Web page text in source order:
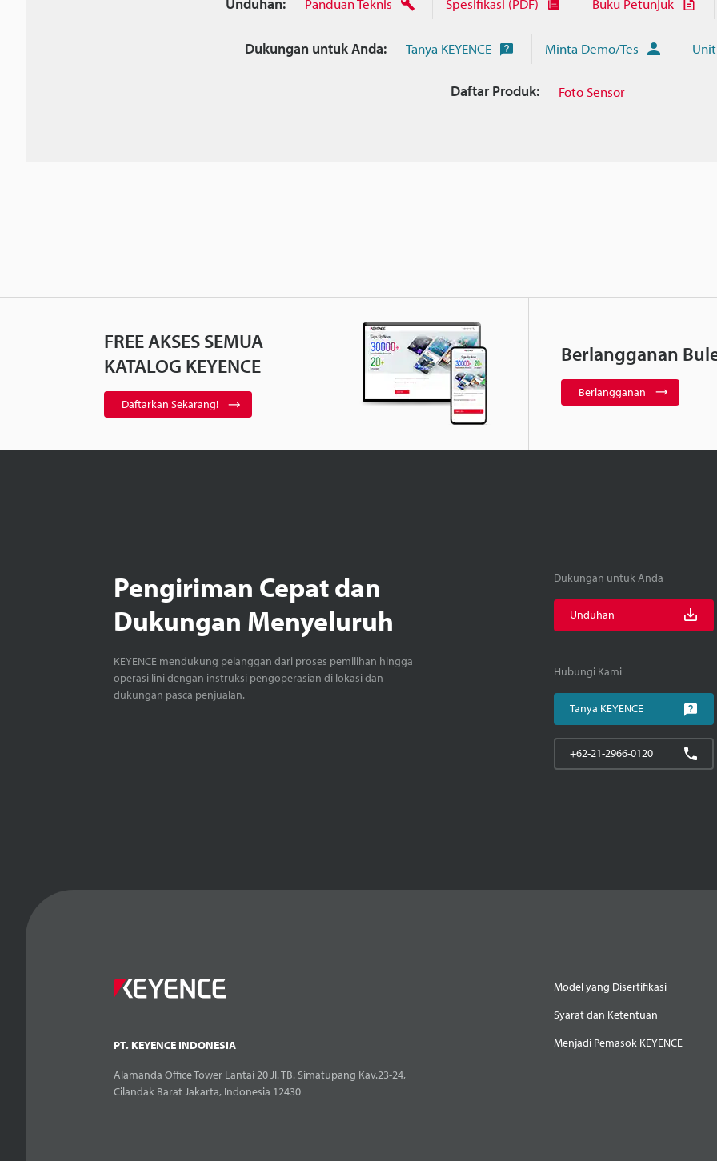
Panduan Teknis Spesifikasi (PDF) Buku Petunjuk
Dukungan untuk Anda: Tanya KEYENCE Minta Demo/Tes
Daftar Produk: Foto Sensor
FREE AKSES SEMUA
KATALOG KEYENCE
Daftarkan Sekarang!
Berlangganan
Berlangganan
Pengiriman Cepat dan
Dukungan Menyeluruh
KEYENCE mendukung pelanggan dari proses pemilihan hingga
operasi lini dengan instruksi pengoperasian di lokasi dan
dukungan pasca penjualan.
Dukungan untuk Anda
Unduhan
Hubungi Kami
Tanya KEYENCE
+62-21-2966-0120
PT. KEYENCE INDONESIA
Alamanda Office Tower Lantai 20 Jl. TB. Simatupang Kav.23-24,
Cilandak Barat Jakarta, Indonesia 12430
Model yang Disertifikasi
Syarat dan Ketentuan
Menjadi Pemasok KEYENCE